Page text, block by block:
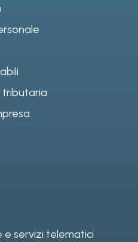
tributaria
e servizi telematici